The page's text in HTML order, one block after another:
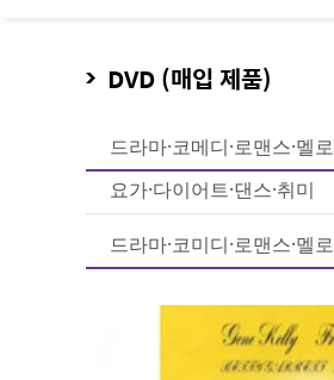
DVD (매입 제품)
드라마·코메디·로맨스·멜로
요가·다이어트·댄스·취미
드라마·코미디·로맨스·멜로